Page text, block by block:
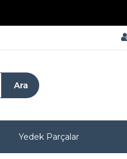
Yedek Parçalar